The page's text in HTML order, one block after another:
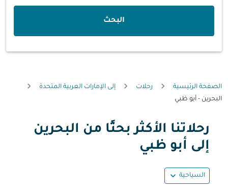
البحث
الصفحة الرئيسية رحلات
إلى الإمارات العربية المتحدة
البحرين - أبو ظبي
رحلاتنا الأكثر بحثًا من البحرين
إلى أبو ظبي
السياحية expand_more
حاول تحديث الرحلة (مغادرة و/أو وجهة) أو التفاعل مع